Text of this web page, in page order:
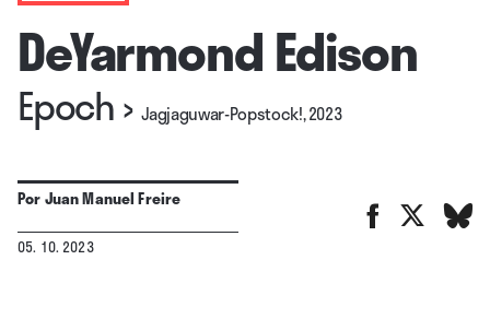
DeYarmond Edison
Epoch› Jagjaguwar-Popstock!, 2023
PorJuan Manuel Freire
05. 10. 2023